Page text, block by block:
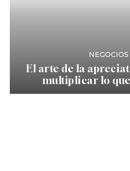
NEGOCIOS
El arte de la
multiplicar lo